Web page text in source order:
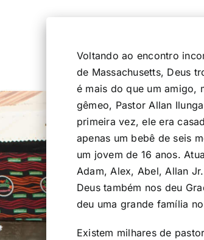
Voltando ao encontro
de Massachusetts, Deus
é mais do que um amigo,
gêmeo, Pastor Allan
primeira vez, ele era
apenas um bebê de seis
um jovem de 16 anos.
Adam, Alex, Abel, Allan
Deus também nos deu
deu uma grande família
Existem milhares de